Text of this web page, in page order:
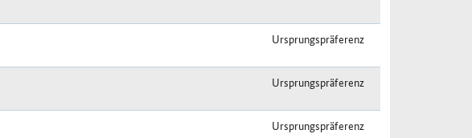
Ursprungspräferenz
Ursprungspräferenz
Ursprungspräferenz